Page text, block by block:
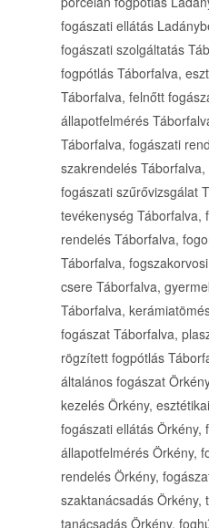
fogászati ellátás
fogászati szolgáltatás
fogpótlás Táborfalva,
Táborfalva, felnőtt
állapotfelmérés
Táborfalva, fogászati
szakrendelés
fogászati szűrővizsgálat
tevékenység Táborfalva,
rendelés Táborfalva,
Táborfalva,
csere Táborfalva,
Táborfalva,
fogászat Táborfalva,
rögzített fogpótlás
általános fogászat
kezelés Örkény,
fogászati ellátás Örkény,
állapotfelmérés Örkény,
rendelés Örkény,
szaktanácsadás Örkény,
tanácsadás Örkény,